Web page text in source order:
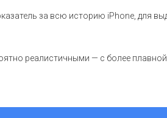
за всю историю iPhone, для
реалистичными — с более